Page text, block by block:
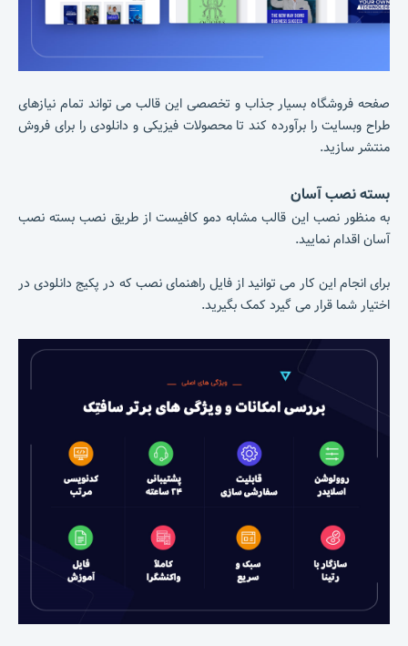
صفحه فروشگاه بسیار جذاب و تخصصی این قالب می تواند تمام نیازهای
طراح وبسایت را برآورده کند تا محصولات فیزیکی و دانلودی را برای فروش
منتشر سازید.
بسته نصب آسان
به منظور نصب این قالب مشابه دمو کافیست از طریق نصب بسته نصب
آسان اقدام نمایید.
برای انجام این کار می توانید از فایل راهنمای نصب که در پکیج دانلودی در
اختیار شما قرار می گیرد کمک بگیرید.